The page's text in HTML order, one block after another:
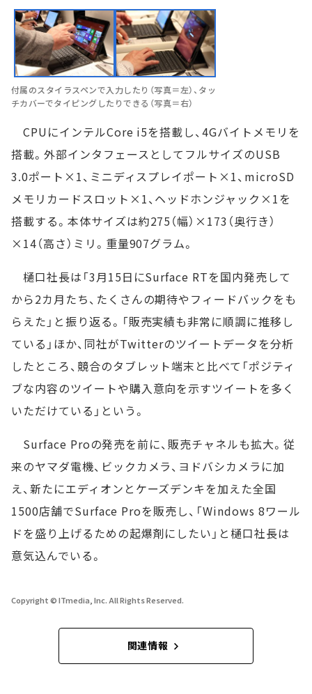
付属のスタイラスペンで入力したり（写真＝左）、タッ
チカバーでタイピングしたりできる（写真＝右）
CPUにインテルCore i5を搭載し、4Gバイトメモリを
搭載。外部インタフェースとしてフルサイズのUSB
3.0ポート×1、ミニディスプレイポート×1、microSD
メモリカードスロット×1、ヘッドホンジャック×1を
搭載する。本体サイズは約275（幅）×173（奥行き）
×14（高さ）ミリ。重量907グラム。
樋口社長は「3月15日にSurface RTを国内発売して
から2カ月たち、たくさんの期待やフィードバックをも
らえた」と振り返る。「販売実績も非常に順調に推移し
ている」ほか、同社がTwitterのツイートデータを分析
したところ、競合のタブレット端末と比べて「ポジティ
ブな内容のツイートや購入意向を示すツイートを多く
いただけている」という。
Surface Proの発売を前に、販売チャネルも拡大。従
来のヤマダ電機、ビックカメラ、ヨドバシカメラに加
え、新たにエディオンとケーズデンキを加えた全国
1500店舗でSurface Proを販売し、「Windows 8ワール
ドを盛り上げるための起爆剤にしたい」と樋口社長は
意気込んでいる。
Copyright © ITmedia, Inc. All Rights Reserved.
関連情報